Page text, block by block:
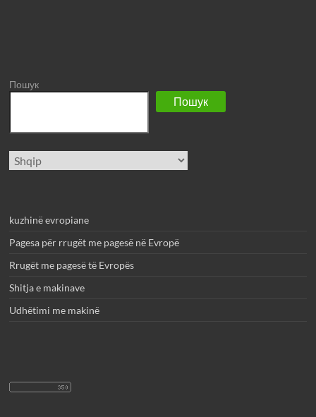
Пошук
Пошук
Zgjidhni
gjuhë
kuzhinë evropiane
Pagesa për rrugët me pagesë në Evropë
Rrugët me pagesë të Evropës
Shitja e makinave
Udhëtimi me makinë